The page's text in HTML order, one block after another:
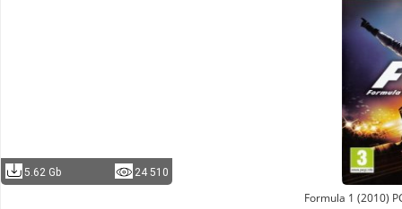
5.62 Gb 24 510
Formula 1 (2010)